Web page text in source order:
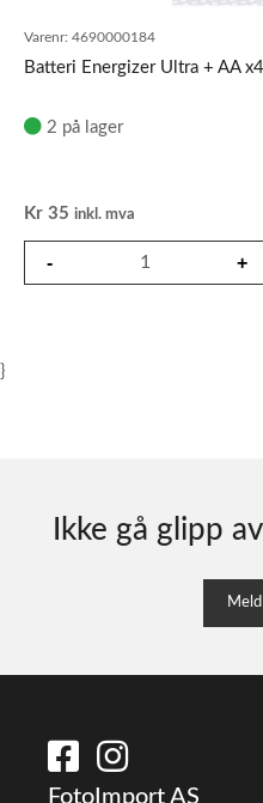
Varenr: 4690000184
Batteri Energizer Ultra + AA
2 på lager
Kr 35 inkl. mva
}
Ikke gå glipp
FotoImport AS